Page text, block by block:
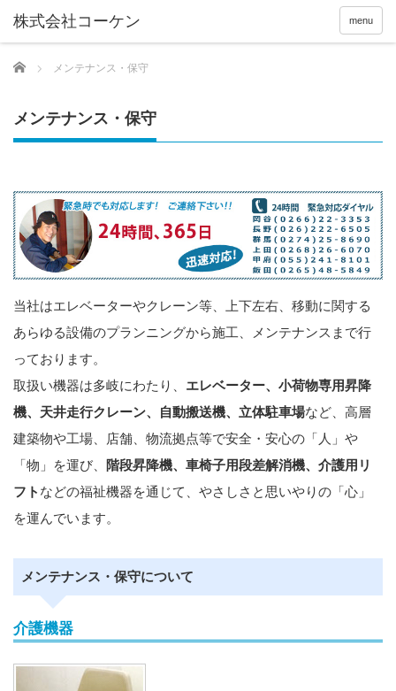
menu
Home メンテナンス・保守
メンテナンス・保守
当社はエレベーターやクレーン等、上下左右、移動に関する
あらゆる設備のプランニングから施工、メンテナンスまで行
っております。
取扱い機器は多岐にわたり、 エレベーター、小荷物専用昇降
機、天井走行クレーン、自動搬送機、立体駐車場など、高層
建築物や工場、店舗、物流拠点等で安全・安心の「人」や
「物」を運び、
階段昇降機、車椅子用段差解消機、介護用リ
フト などの福祉機器を通じて、やさしさと思いやりの「心」
を運んでいます。
メンテナンス・保守について
介護機器